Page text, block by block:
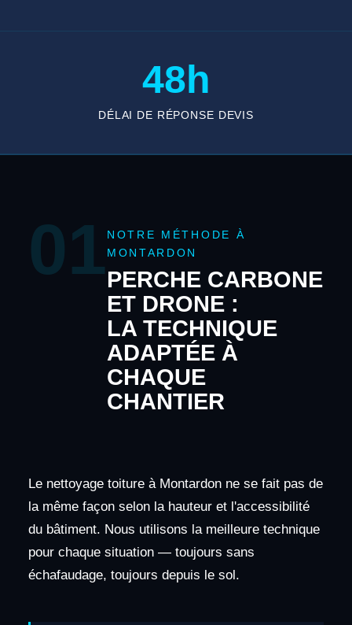
48h
DÉLAI DE RÉPONSE DEVIS
01 NOTRE MÉTHODE À
MONTARDON
PERCHE CARBONE
ET DRONE :
LA TECHNIQUE
ADAPTÉE À
CHAQUE
CHANTIER
Le nettoyage toiture à Montardon ne se fait pas de
la même façon selon la hauteur et l'accessibilité
du bâtiment. Nous utilisons la meilleure technique
pour chaque situation — toujours sans
échafaudage, toujours depuis le sol.